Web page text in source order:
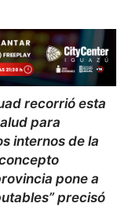
recorrió esta
para
internos de la
pone a
precisó